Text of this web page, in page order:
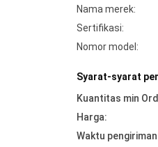
Nama merek:
Sertifikasi:
Nomor model:
Syarat-syarat
Kuantitas min
Harga:
Waktu